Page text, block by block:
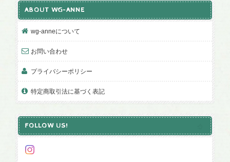
ABOUT WG-ANNE
wg-anneについて
お問い合わせ
プライバシーポリシー
特定商取引法に基づく表記
FOLLOW US!